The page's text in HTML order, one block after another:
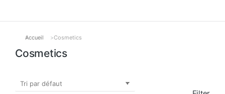
Vous êtes ici :
Accueil Cosmetics
Cosmetics